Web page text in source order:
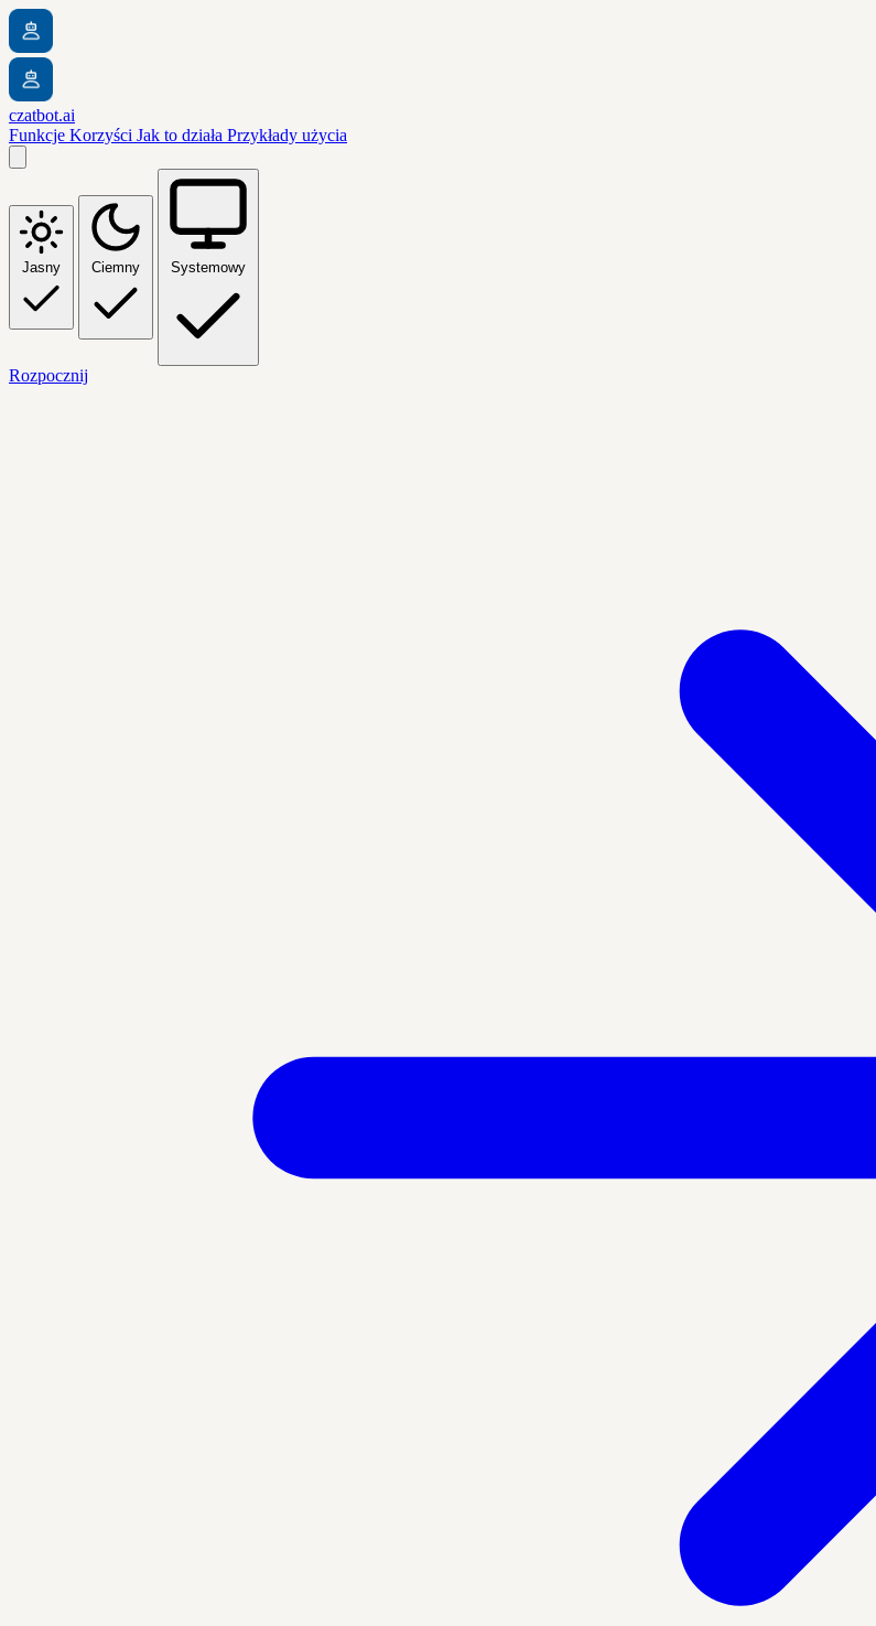
czatbot.ai
Funkcje Korzyści Jak to działa Przykłady użycia
Jasny Ciemny Systemowy
Rozpocznij